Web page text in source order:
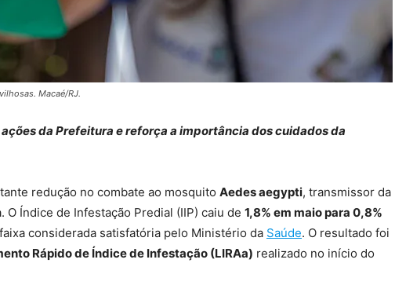
Macaé/RJ.
da Prefeitura e reforça a importância dos cuidados da
redução no combate ao mosquito Aedes aegypti, transmissor da
O Índice de Infestação Predial (IIP) caiu de 1,8% em maio para 0,8%
considerada satisfatória pelo Ministério da Saúde. O resultado foi
Rápido de Índice de Infestação (LIRAa) realizado no início do